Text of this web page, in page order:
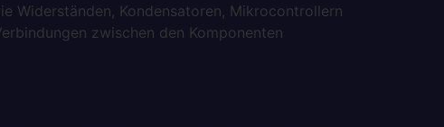
Widerständen, Kondensatoren, Mikrocontrollern
zwischen den Komponenten